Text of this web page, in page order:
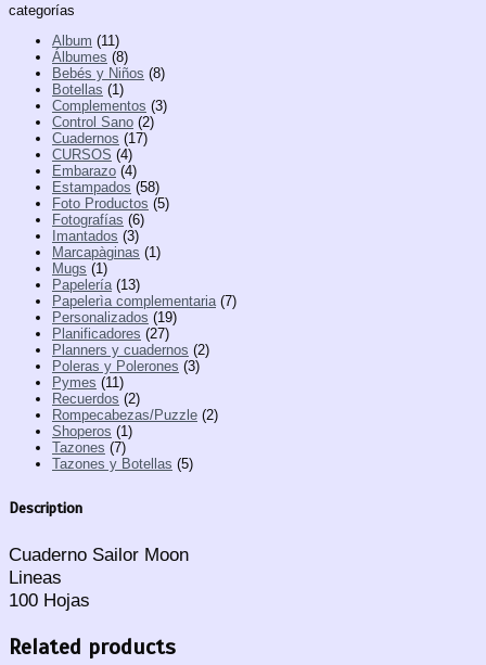
categorías
Album (11)
Álbumes (8)
Bebés y Niños (8)
Botellas (1)
Complementos (3)
Control Sano (2)
Cuadernos (17)
CURSOS (4)
Embarazo (4)
Estampados (58)
Foto Productos (5)
Fotografías (6)
Imantados (3)
Marcapàginas (1)
Mugs (1)
Papelería (13)
Papelerìa complementaria (7)
Personalizados (19)
Planificadores (27)
Planners y cuadernos (2)
Poleras y Polerones (3)
Pymes (11)
Recuerdos (2)
Rompecabezas/Puzzle (2)
Shoperos (1)
Tazones (7)
Tazones y Botellas (5)
Description
Cuaderno Sailor Moon
Lineas
100 Hojas
Related products